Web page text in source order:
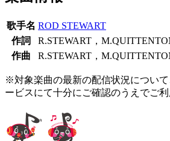
歌手名 ROD STEWART
作詞
R.STEWART，
作曲
R.STEWART，
※対象楽曲の最新の配信状況につい
ービスにて十分にご確認のうえでご利